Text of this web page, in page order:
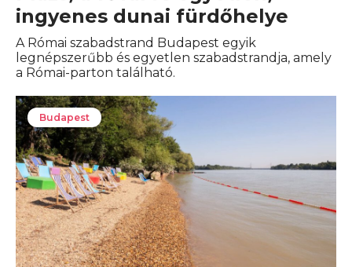
ingyenes dunai fürdőhelye
A Római szabadstrand Budapest egyik
legnépszerűbb és egyetlen szabadstrandja, amely
a Római-parton található.
Budapest